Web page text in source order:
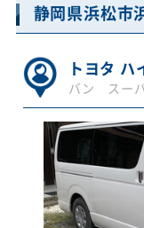
静岡県浜松市
トヨタ ハ
バン スー